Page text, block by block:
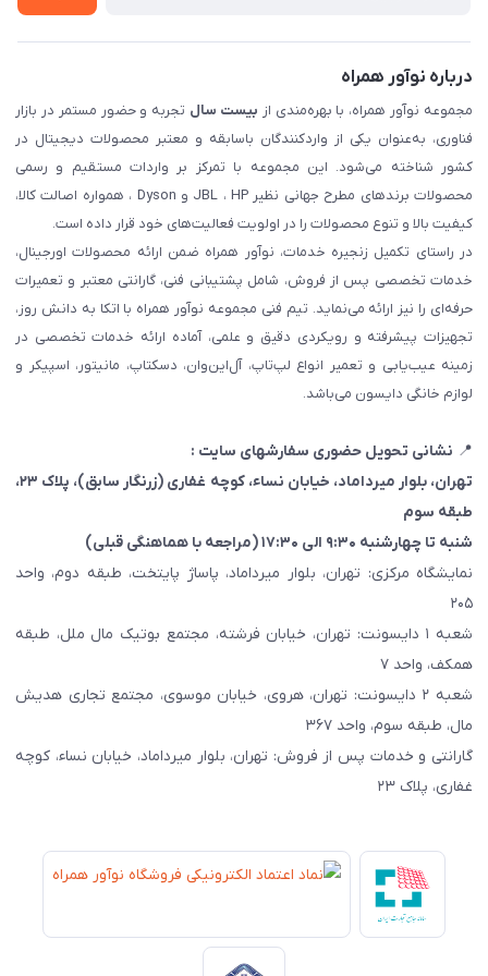
درباره نوآور همراه
مجموعه نوآور همراه، با بهره‌مندی از بیست سال تجربه و حضور مستمر در بازار
فناوری، به‌عنوان یکی از واردکنندگان باسابقه و معتبر محصولات دیجیتال در
کشور شناخته می‌شود. این مجموعه با تمرکز بر واردات مستقیم و رسمی
محصولات برندهای مطرح جهانی نظیر JBL ، HP و Dyson ، همواره اصالت کالا،
کیفیت بالا و تنوع محصولات را در اولویت فعالیت‌های خود قرار داده است.
در راستای تکمیل زنجیره خدمات، نوآور همراه ضمن ارائه محصولات اورجینال،
خدمات تخصصی پس از فروش، شامل پشتیبانی فنی، گارانتی معتبر و تعمیرات
حرفه‌ای را نیز ارائه می‌نماید. تیم فنی مجموعه نوآور همراه با اتکا به دانش روز،
تجهیزات پیشرفته و رویکردی دقیق و علمی، آماده ارائه خدمات تخصصی در
زمینه عیب‌یابی و تعمیر انواع لپ‌تاپ، آل‌این‌وان، دسکتاپ، مانیتور، اسپیکر و
لوازم خانگی دایسون می‌باشد.
📍 نشانی تحویل حضوری سفارشهای سایت :
تهران، بلوار میرداماد، خیابان نساء، کوچه غفاری (زرنگار سابق)
، پلاک ۲۳،
طبقه سوم
شنبه تا چهارشنبه ۹:۳۰ الی ۱۷:۳۰ (مراجعه با هماهنگی قبلی)
نمایشگاه مرکزی: تهران، بلوار میرداماد، پاساژ پایتخت، طبقه دوم، واحد
۲۰۵
شعبه ۱ دایسونت: تهران، خیابان فرشته، مجتمع بوتیک مال ملل، طبقه
همکف، واحد ۷
شعبه ۲ دایسونت: تهران، هروی، خیابان موسوی، مجتمع تجاری هدیش
مال، طبقه سوم، واحد ۳۶۷
گارانتی و خدمات پس از فروش: تهران، بلوار میرداماد، خیابان نساء، کوچه
غفاری، پلاک ۲۳